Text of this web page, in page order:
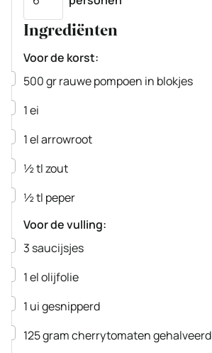
Ingrediënten
Voor de korst:
▢
500grrauwe pompoen in blokjes
▢
1ei
▢
1elarrowroot
▢
½tlzout
▢
½tl peper
Voor de vulling:
▢
3 saucijsjes
▢
1elolijfolie
▢
1 uigesnipperd
▢
125gramcherrytomatengehalveerd